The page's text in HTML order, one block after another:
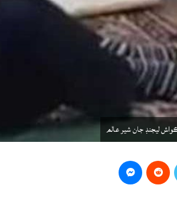
ليجنڊ جان شير عالم